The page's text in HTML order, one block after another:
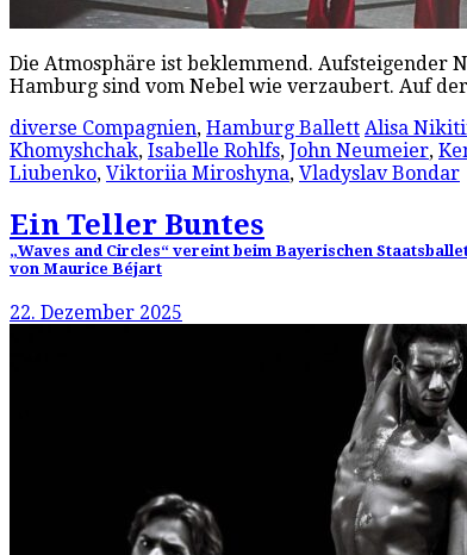
Die Atmosphäre ist beklemmend. Aufsteigender
Hamburg sind vom Nebel wie verzaubert. Auf
diverse Compagnien, Hamburg Ballett Alisa
Khomyshchak, Isabelle Rohlfs, John Neumeier,
Liubenko, Viktoriia Miroshyna, Vladyslav Bondar
Ein Teller Buntes
„Waves and Circles“ vereint beim Bayerischen
von Maurice Béjart
22. Dezember 2025